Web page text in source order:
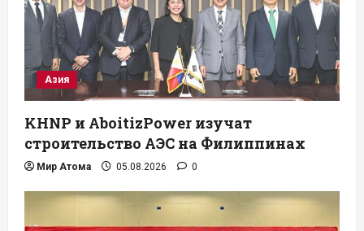
Азия
KHNP и AboitizPower изучат
строительство АЭС на Филиппинах
Мир Атома 05.08.2026 0